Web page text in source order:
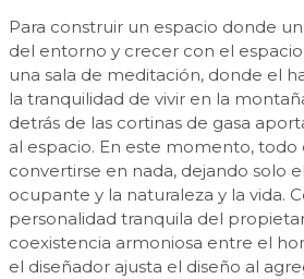
Para construir un espacio donde
del entorno y crecer con el
una sala de meditación, donde el
la tranquilidad de vivir en la
detrás de las cortinas de gasa
al espacio. En este momento,
convertirse en nada, dejando solo
ocupante y la naturaleza y la vida.
personalidad tranquila del
coexistencia armoniosa entre el
el diseñador ajusta el diseño al